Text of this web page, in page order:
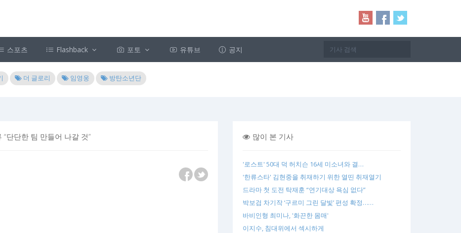
스포츠 Flashback 포토 유튜브 공지
더 글로리 임영웅 방탄소년단
단단한 팀 만들어 나갈 것” 많이 본 기사
'로스트' 50대 덕 허치슨 16세 미소녀와 결…
'한류스타' 김현중을 취재하기 위한 열띤 취재열기
드라마 첫 도전 탁재훈 “연기대상 욕심 없다”
박보검 차기작 ‘구르미 그린 달빛’ 편성 확정……
바비인형 최미나, '화끈한 몸매'
이지수, 침대위에서 섹시하게